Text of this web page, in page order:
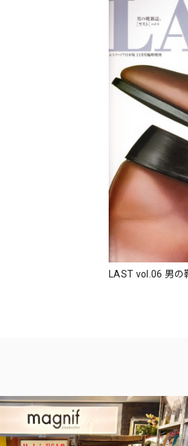
LAST vol.06 男の